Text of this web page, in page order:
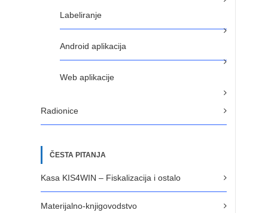
Labeliranje
Android aplikacija
Web aplikacije
Radionice
ČESTA PITANJA
Kasa KIS4WIN – Fiskalizacija i ostalo
Materijalno-knjigovodstvo